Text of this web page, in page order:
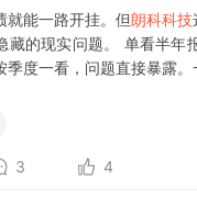
就能一路开挂。但朗科科技
藏的现实问题。 单看半年
季度一看，问题直接暴露
辑并不复杂。一季度的高
3 4